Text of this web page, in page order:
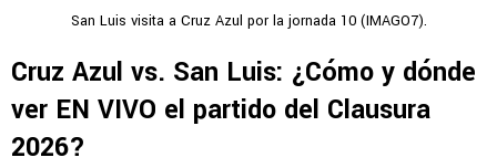
San Luis visita a Cruz Azul por la jornada 10 (IMAGO7).
Cruz Azul vs. San Luis: ¿Cómo y dónde
ver EN VIVO el partido del Clausura
2026?